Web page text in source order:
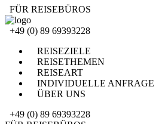
FÜR REISEBÜROS
+49 (0) 89 69393228
REISEZIELE
REISETHEMEN
REISEART
INDIVIDUELLE ANFRAGE
ÜBER UNS
+49 (0) 89 69393228